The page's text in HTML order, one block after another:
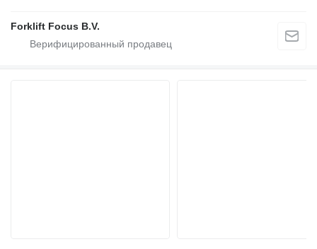
Forklift Focus B.V.